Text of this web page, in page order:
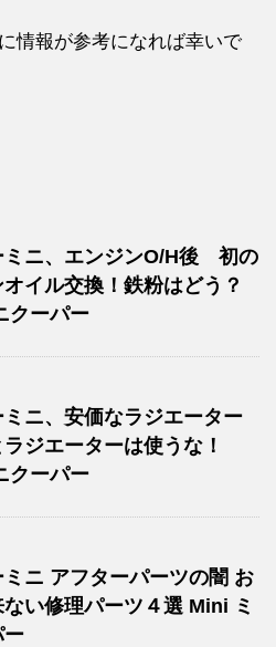
情報が参考になれば幸いで
ミニ、エンジンO/H後 初の
イル交換！鉄粉はどう？
クーパー
ミニ、安価なラジエーター
ジエーターは使うな！
クーパー
ミニ アフターパーツの闇 お
い修理パーツ４選 Mini ミ
ー